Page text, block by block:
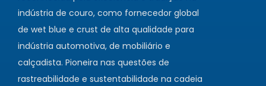
indústria de couro, como fornecedor global
de wet blue e crust de alta qualidade para
indústria automotiva, de mobiliário e
calçadista. Pioneira nas questões de
rastreabilidade e sustentabilidade na cadeia